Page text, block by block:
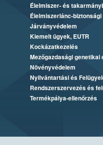
Élelmiszer- és
Élelmiszerlánc-
Járványvédelem
Kiemelt ügyek, EUTR
Kockázatkezelés
Mezőgazdasági
Növényvédelem
Nyilvántartási és
Rendszerszervezés és
Termékpálya-ellenőrzés